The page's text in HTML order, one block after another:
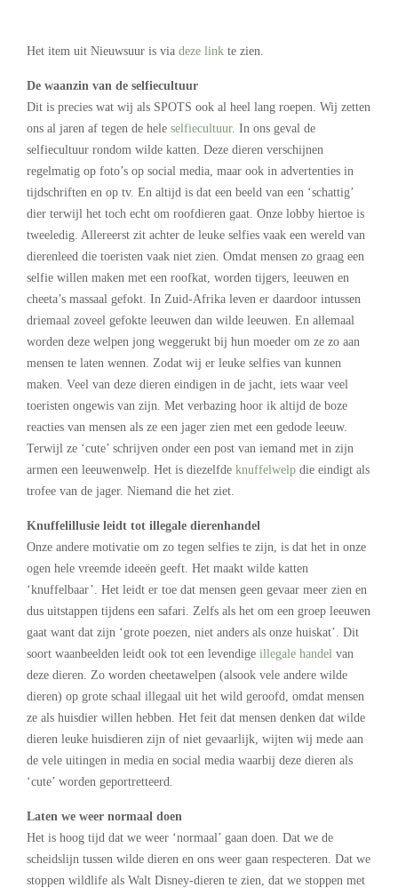
Het item uit Nieuwsuur is via deze link te zien.
De waanzin van de selfiecultuur
Dit is precies wat wij als SPOTS ook al heel lang roepen. Wij zetten
ons al jaren af tegen de hele selfiecultuur. In ons geval de
selfiecultuur rondom wilde katten. Deze dieren verschijnen
regelmatig op foto’s op social media, maar ook in advertenties in
tijdschriften en op tv. En altijd is dat een beeld van een ‘schattig’
dier terwijl het toch echt om roofdieren gaat. Onze lobby hiertoe is
tweeledig. Allereerst zit achter de leuke selfies vaak een wereld van
dierenleed die toeristen vaak niet zien. Omdat mensen zo graag een
selfie willen maken met een roofkat, worden tijgers, leeuwen en
cheeta’s massaal gefokt. In Zuid-Afrika leven er daardoor intussen
driemaal zoveel gefokte leeuwen dan wilde leeuwen. En allemaal
worden deze welpen jong weggerukt bij hun moeder om ze zo aan
mensen te laten wennen. Zodat wij er leuke selfies van kunnen
maken. Veel van deze dieren eindigen in de jacht, iets waar veel
toeristen ongewis van zijn. Met verbazing hoor ik altijd de boze
reacties van mensen als ze een jager zien met een gedode leeuw.
Terwijl ze ‘cute’ schrijven onder een post van iemand met in zijn
armen een leeuwenwelp. Het is diezelfde knuffelwelp die eindigt als
trofee van de jager. Niemand die het ziet.
Knuffelillusie leidt tot illegale dierenhandel
Onze andere motivatie om zo tegen selfies te zijn, is dat het in onze
ogen hele vreemde ideeën geeft. Het maakt wilde katten
‘knuffelbaar’. Het leidt er toe dat mensen geen gevaar meer zien en
dus uitstappen tijdens een safari. Zelfs als het om een groep leeuwen
gaat want dat zijn ‘grote poezen, niet anders als onze huiskat’. Dit
soort waanbeelden leidt ook tot een levendige illegale handel van
deze dieren. Zo worden cheetawelpen (alsook vele andere wilde
dieren) op grote schaal illegaal uit het wild geroofd, omdat mensen
ze als huisdier willen hebben. Het feit dat mensen denken dat wilde
dieren leuke huisdieren zijn of niet gevaarlijk, wijten wij mede aan
de vele uitingen in media en social media waarbij deze dieren als
‘cute’ worden geportretteerd.
Laten we weer normaal doen
Het is hoog tijd dat we weer ‘normaal’ gaan doen. Dat we de
scheidslijn tussen wilde dieren en ons weer gaan respecteren. Dat we
stoppen wildlife als Walt Disney-dieren te zien, dat we stoppen met